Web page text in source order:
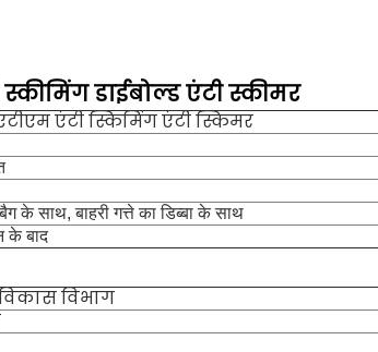
डाईबोल्ड एंटी स्कीमर
एंटी स्किमिंग एंटी स्किमर
के साथ, बाहरी गत्ते का डिब्बा के साथ
के बाद
विभाग